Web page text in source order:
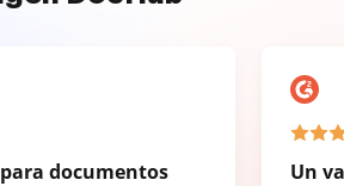
documentos
Un